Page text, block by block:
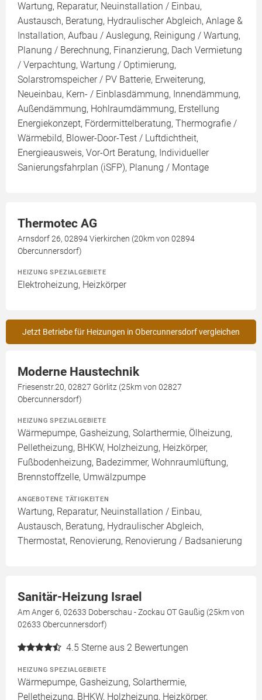
Wartung, Reparatur, Neuinstallation / Einbau,
Austausch, Beratung, Hydraulischer Abgleich, Anlage &
Installation, Aufbau / Auslegung, Reinigung / Wartung,
Planung / Berechnung, Finanzierung, Dach Vermietung
/ Verpachtung, Wartung / Optimierung,
Solarstromspeicher / PV Batterie, Erweiterung,
Neueinbau, Kern- / Einblasdämmung, Innendämmung,
Außendämmung, Hohlraumdämmung, Erstellung
Energiekonzept, Fördermittelberatung, Thermografie /
Wärmebild, Blower-Door-Test / Luftdichtheit,
Energieausweis, Vor-Ort Beratung, Individueller
Sanierungsfahrplan (iSFP), Planung / Montage
Thermotec AG
Arnsdorf 26, 02894 Vierkirchen (20km von 02894
Obercunnersdorf)
HEIZUNG SPEZIALGEBIETE
Elektroheizung, Heizkörper
Jetzt Betriebe für Heizungen in Obercunnersdorf vergleichen
Moderne Haustechnik
Friesenstr.20, 02827 Görlitz (25km von 02827
Obercunnersdorf)
HEIZUNG SPEZIALGEBIETE
Wärmepumpe, Gasheizung, Solarthermie, Ölheizung,
Pelletheizung, BHKW, Holzheizung, Heizkörper,
Fußbodenheizung, Badezimmer, Wohnraumlüftung,
Brennstoffzelle, Umwälzpumpe
ANGEBOTENE TÄTIGKEITEN
Wartung, Reparatur, Neuinstallation / Einbau,
Austausch, Beratung, Hydraulischer Abgleich,
Thermostat, Renovierung, Renovierung / Badsanierung
Sanitär-Heizung Israel
Am Anger 6, 02633 Doberschau - Zockau OT Gaußig (25km von
02633 Obercunnersdorf)
4.5 Sterne aus 2 Bewertungen
HEIZUNG SPEZIALGEBIETE
Wärmepumpe, Gasheizung, Solarthermie,
Pelletheizung, BHKW, Holzheizung, Heizkörper,